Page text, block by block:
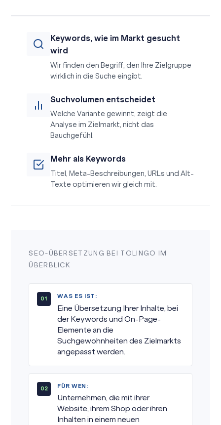
Keywords, wie im Markt gesucht
wird
Wir finden den Begriff, den Ihre Zielgruppe
wirklich in die Suche eingibt.
Suchvolumen entscheidet
Welche Variante gewinnt, zeigt die
Analyse im Zielmarkt, nicht das
Bauchgefühl.
Mehr als Keywords
Titel, Meta-Beschreibungen, URLs und Alt-
Texte optimieren wir gleich mit.
SEO-ÜBERSETZUNG BEI TOLINGO IM
ÜBERBLICK
WAS ES IST:
Eine Übersetzung Ihrer Inhalte, bei
der Keywords und On-Page-
Elemente an die
Suchgewohnheiten des Zielmarkts
angepasst werden.
FÜR WEN:
Unternehmen, die mit ihrer
Website, ihrem Shop oder ihren
Inhalten in einem neuen